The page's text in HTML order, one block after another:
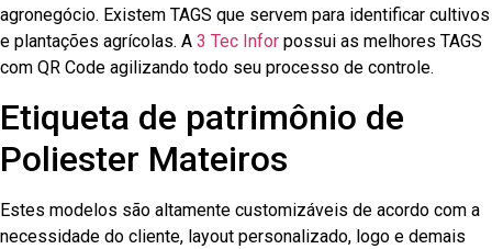
agronegócio. Existem TAGS que servem para identificar cultivos
e plantações agrícolas. A 3 Tec Infor possui as melhores TAGS
com QR Code agilizando todo seu processo de controle.
Etiqueta de patrimônio de
Poliester Mateiros
Estes modelos são altamente customizáveis de acordo com a
necessidade do cliente, layout personalizado, logo e demais